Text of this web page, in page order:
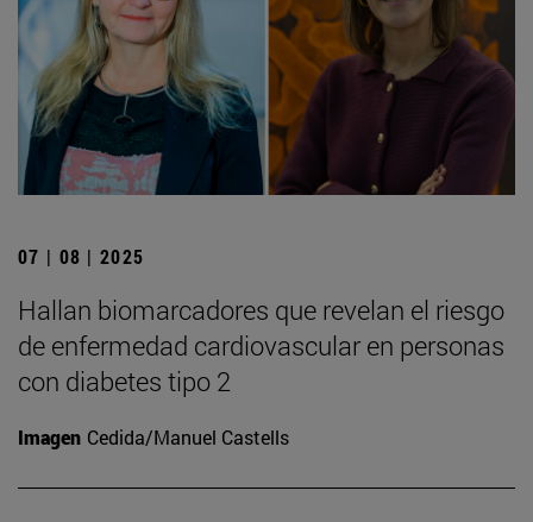
07 | 08 | 2025
Hallan biomarcadores que revelan el riesgo
de enfermedad cardiovascular en personas
con diabetes tipo 2
Imagen Cedida/Manuel Castells